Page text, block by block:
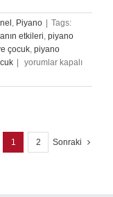
, Piyano
Tags:
etkileri, piyano
çocuk, piyano
Piyano
Parmaklar
yorumlar kapalı
1 2 Sonraki